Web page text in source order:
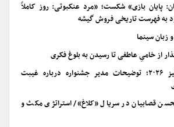
پایان بازی» شکست؛ «مرد عنکبوتی: روز کاملاً
به فهرست تاریخی فروش گیشه
زبان سینما
از خامیِ عاطفی تا رسیدن به بلوغ فکری
فستیوال فیلم ونیز ۲۰۲۶؛ توضیحات مدیر جشنواره درباره غیبت
قصابیان در سریال «کلاغ»/ استراتژی مکث و